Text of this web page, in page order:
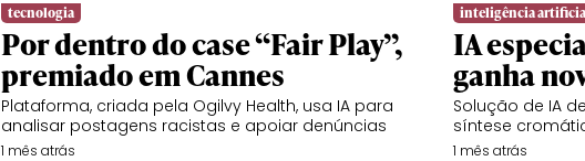
tecnologia
Por dentro do case “Fair Play”,
premiado em Cannes
Plataforma, criada pela Ogilvy Health, usa IA para
analisar postagens racistas e apoiar denúncias
1 mês atrás
inteligência
IA
ganha
Solução de IA
síntese
1 mês atrás